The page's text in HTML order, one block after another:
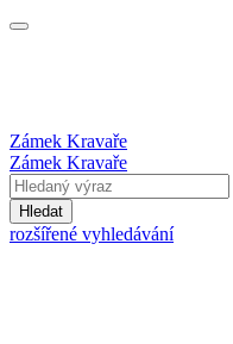
Zámek Kravaře
Zámek Kravaře
Hledat
rozšířené vyhledávání